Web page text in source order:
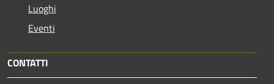
Luoghi
Eventi
CONTATTI